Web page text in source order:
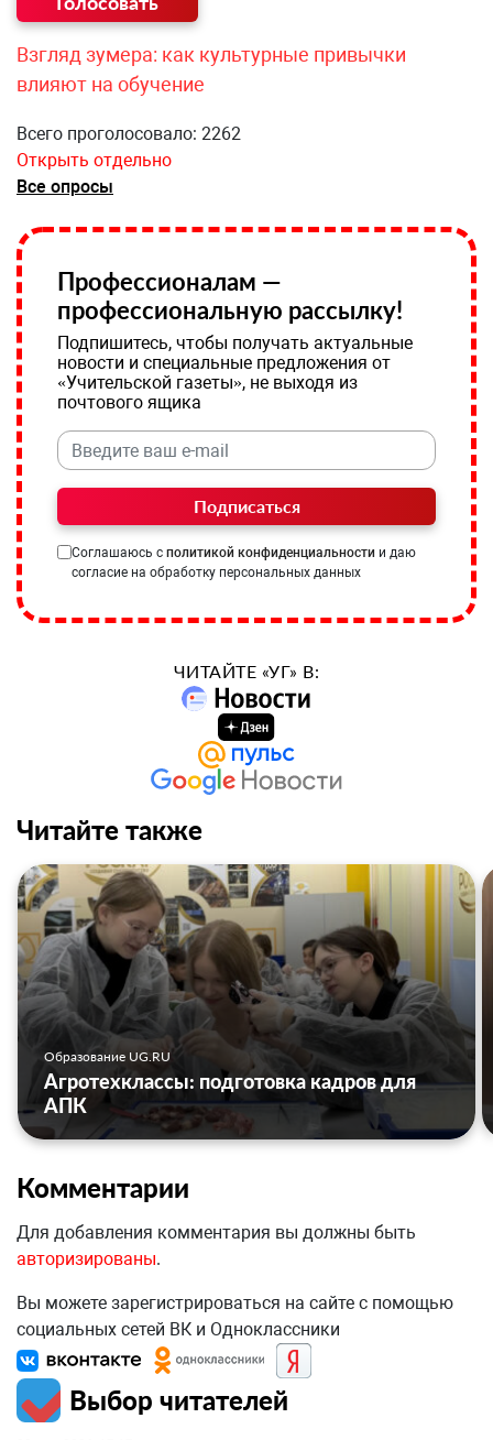
Взгляд зумера: как культурные привычки
влияют на обучение
Всего проголосовало: 2262
Открыть отдельно
Все опросы
Профессионалам —
профессиональную рассылку!
Подпишитесь, чтобы получать актуальные
новости и специальные предложения от
«Учительской газеты», не выходя из
почтового ящика
Подписаться
Соглашаюсь с политикой конфиденциальности и даю
согласие на обработку персональных данных
ЧИТАЙТЕ «УГ» В:
Читайте также
Образование UG.RU
Агротехклассы: подготовка кадров для
АПК
Комментарии
Для добавления комментария вы должны быть
авторизированы.
Вы можете зарегистрироваться на сайте с помощью
социальных сетей ВК и Одноклассники
Выбор читателей